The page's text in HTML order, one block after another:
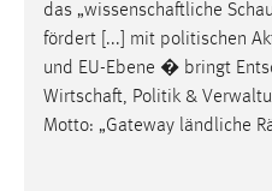
das „wissenschaftliche
fördert [...] mit politischen
und EU-Ebene � bringt
Wirtschaft, Politik &
Motto: „Gateway ländliche